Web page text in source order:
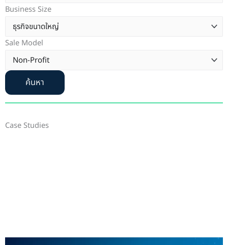
Business Size
Sale Model
ค้นหา
Case Studies